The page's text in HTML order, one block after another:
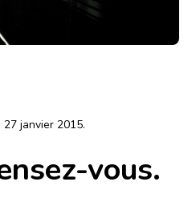
27 janvier 2015.
vous.